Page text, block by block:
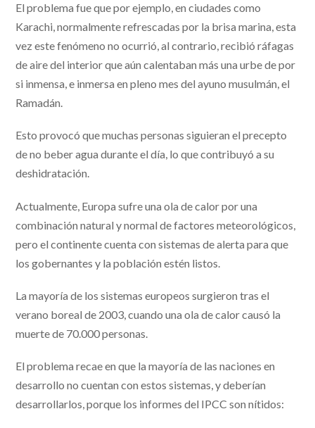
El problema fue que por ejemplo, en ciudades como
Karachi, normalmente refrescadas por la brisa marina, esta
vez este fenómeno no ocurrió, al contrario, recibió ráfagas
de aire del interior que aún calentaban más una urbe de por
si inmensa, e inmersa en pleno mes del ayuno musulmán, el
Ramadán.
Esto provocó que muchas personas siguieran el precepto
de no beber agua durante el día, lo que contribuyó a su
deshidratación.
Actualmente, Europa sufre una ola de calor por una
combinación natural y normal de factores meteorológicos,
pero el continente cuenta con sistemas de alerta para que
los gobernantes y la población estén listos.
La mayoría de los sistemas europeos surgieron tras el
verano boreal de 2003, cuando una ola de calor causó la
muerte de 70.000 personas.
El problema recae en que la mayoría de las naciones en
desarrollo no cuentan con estos sistemas, y deberían
desarrollarlos, porque los informes del IPCC son nítidos: